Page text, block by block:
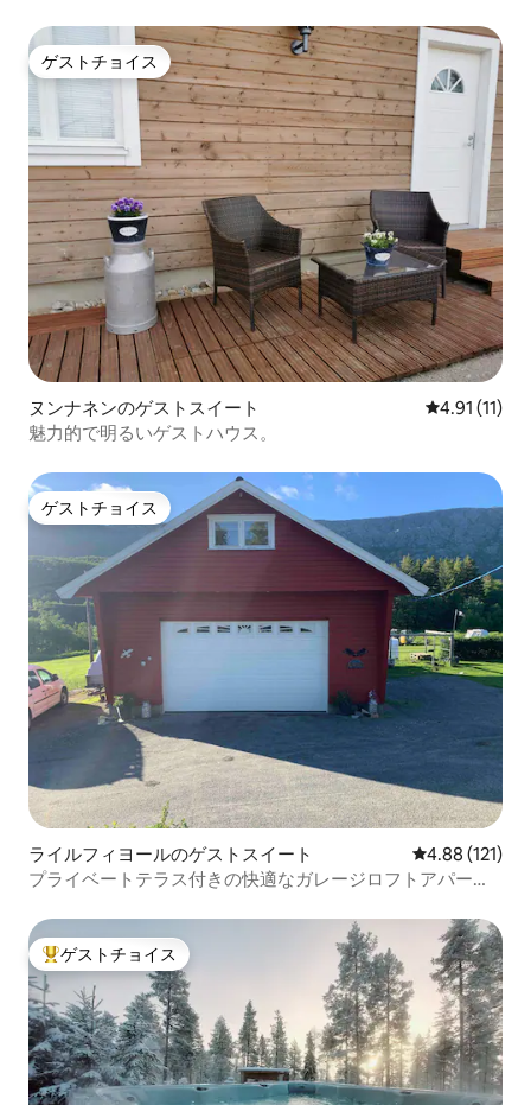
ゲストチョイス
ゲストチョイス
ヌンナネンのゲストスイート レビュー11
4.91 (11)
魅力的で明るいゲストハウス。
ゲストチョイス
ゲストチョイス
ライルフィヨールのゲストスイート レビュー121
4.88 (121)
プライベートテラス付きの快適なガレージロフトアパート
大好評のゲストチョイスです。
ゲストチョイス